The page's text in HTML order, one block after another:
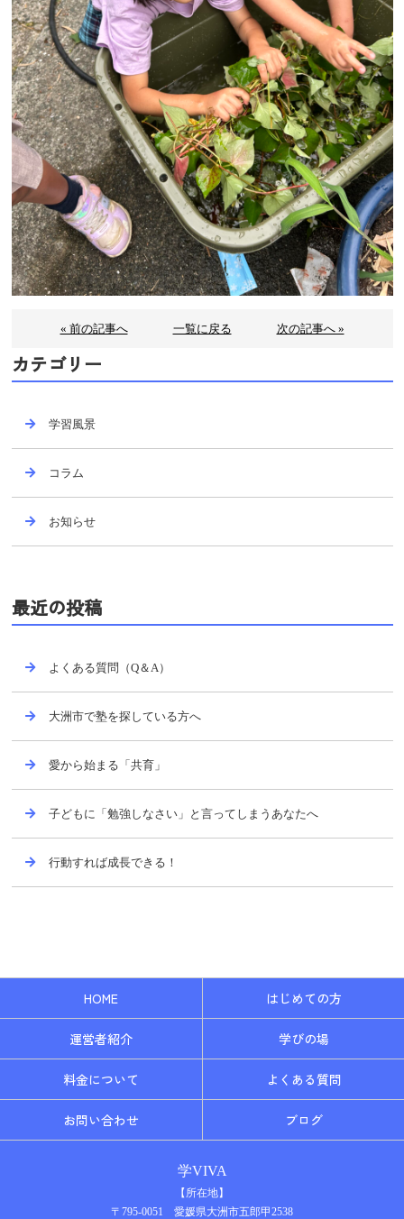
« 前の記事へ 一覧に戻る 次の記事へ »
カテゴリー
学習風景
コラム
お知らせ
最近の投稿
よくある質問（Q＆A）
大洲市で塾を探している方へ
愛から始まる「共育」
子どもに「勉強しなさい」と言ってしまうあなたへ
行動すれば成長できる！
HOME はじめての方
運営者紹介 学びの場
料金について よくある質問
お問い合わせ ブログ
学VIVA
【所在地】
〒795-0051 愛媛県大洲市五郎甲2538